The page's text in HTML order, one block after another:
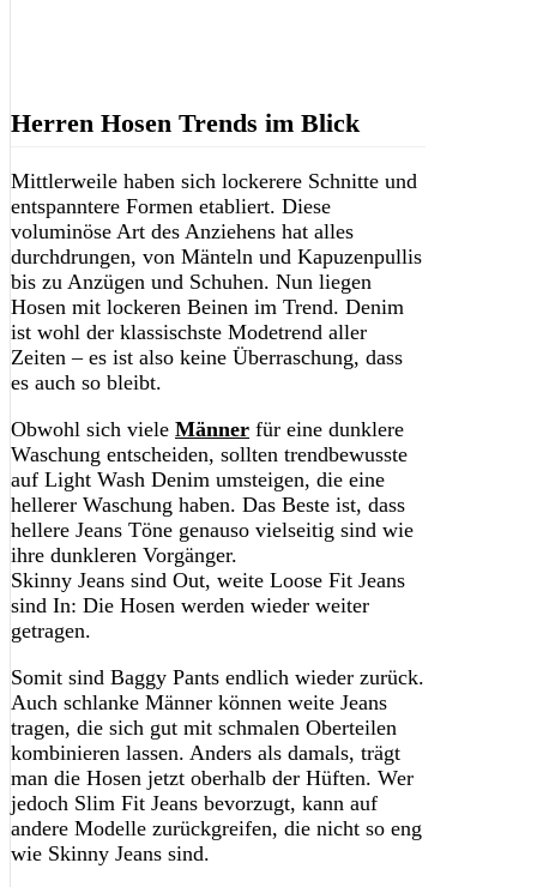
Herren Hosen Trends im Blick
Mittlerweile haben sich lockerere Schnitte und
entspanntere Formen etabliert. Diese
voluminöse Art des Anziehens hat alles
durchdrungen, von Mänteln und Kapuzenpullis
bis zu Anzügen und Schuhen. Nun liegen
Hosen mit lockeren Beinen im Trend. Denim
ist wohl der klassischste Modetrend aller
Zeiten – es ist also keine Überraschung, dass
es auch so bleibt.
Obwohl sich viele Männer für eine dunklere
Waschung entscheiden, sollten trendbewusste
auf Light Wash Denim umsteigen, die eine
hellerer Waschung haben. Das Beste ist, dass
hellere Jeans Töne genauso vielseitig sind wie
ihre dunkleren Vorgänger.
Skinny Jeans sind Out, weite Loose Fit Jeans
sind In: Die Hosen werden wieder weiter
getragen.
Somit sind Baggy Pants endlich wieder zurück.
Auch schlanke Männer können weite Jeans
tragen, die sich gut mit schmalen Oberteilen
kombinieren lassen. Anders als damals, trägt
man die Hosen jetzt oberhalb der Hüften. Wer
jedoch Slim Fit Jeans bevorzugt, kann auf
andere Modelle zurückgreifen, die nicht so eng
wie Skinny Jeans sind.